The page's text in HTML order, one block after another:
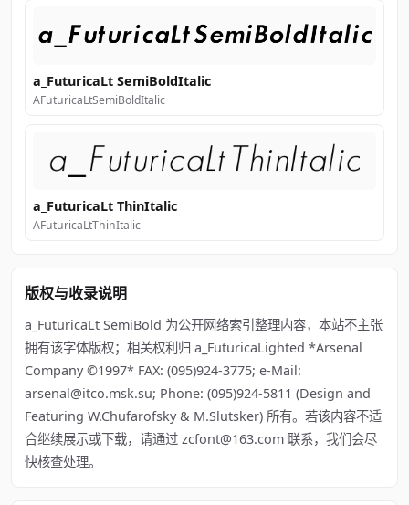
a_FuturicaLt SemiBoldItalic
AFuturicaLtSemiBoldItalic
a_FuturicaLt ThinItalic
AFuturicaLtThinItalic
版权与收录说明
a_FuturicaLt SemiBold 为公开网络索引整理内容，本站不主张
拥有该字体版权；相关权利归 a_FuturicaLighted *Arsenal
Company ©1997* FAX: (095)924-3775; e-Mail:
arsenal@itco.msk.su; Phone: (095)924-5811 (Design and
Featuring W.Chufarofsky & M.Slutsker) 所有。若该内容不适
合继续展示或下载，请通过 zcfont@163.com 联系，我们会尽
快核查处理。